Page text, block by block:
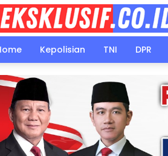
Kepolisian TNI DPR